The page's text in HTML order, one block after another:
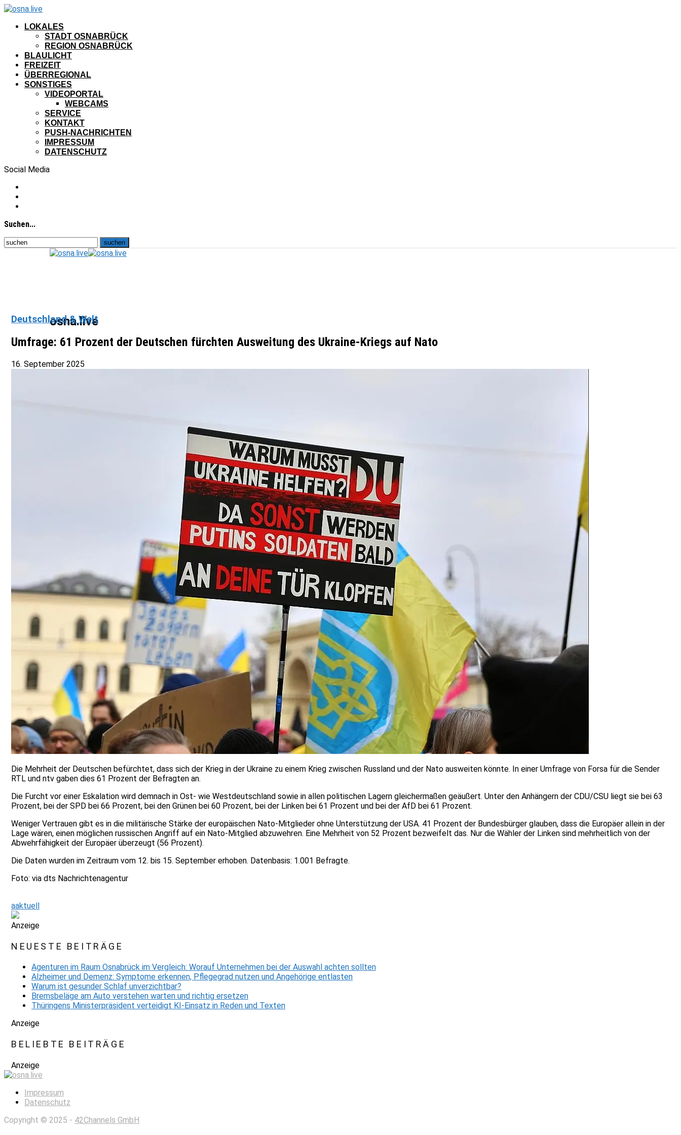
LOKALES
STADT OSNABRÜCK
REGION OSNABRÜCK
BLAULICHT
FREIZEIT
ÜBERREGIONAL
SONSTIGES
VIDEOPORTAL
WEBCAMS
SERVICE
KONTAKT
PUSH-NACHRICHTEN
IMPRESSUM
DATENSCHUTZ
Social Media
Suchen...
osna.live
Deutschland & Welt
Umfrage: 61 Prozent der Deutschen fürchten Ausweitung des Ukraine-Kriegs auf Nato
16. September 2025
Die Mehrheit der Deutschen befürchtet, dass sich der Krieg in der Ukraine zu einem Krieg zwischen Russland und der Nato ausweiten könnte. In einer Umfrage von Forsa für die Sender
RTL und ntv gaben dies 61 Prozent der Befragten an.
Die Furcht vor einer Eskalation wird demnach in Ost- wie Westdeutschland sowie in allen politischen Lagern gleichermaßen geäußert. Unter den Anhängern der CDU/CSU liegt sie bei 63
Prozent, bei der SPD bei 66 Prozent, bei den Grünen bei 60 Prozent, bei der Linken bei 61 Prozent und bei der AfD bei 61 Prozent.
Weniger Vertrauen gibt es in die militärische Stärke der europäischen Nato-Mitglieder ohne Unterstützung der USA. 41 Prozent der Bundesbürger glauben, dass die Europäer allein in der
Lage wären, einen möglichen russischen Angriff auf ein Nato-Mitglied abzuwehren. Eine Mehrheit von 52 Prozent bezweifelt das. Nur die Wähler der Linken sind mehrheitlich von der
Abwehrfähigkeit der Europäer überzeugt (56 Prozent).
Die Daten wurden im Zeitraum vom 12. bis 15. September erhoben. Datenbasis: 1.001 Befragte.
Foto: via dts Nachrichtenagentur
aaktuell
Anzeige
NEUESTE BEITRÄGE
Agenturen im Raum Osnabrück im Vergleich: Worauf Unternehmen bei der Auswahl achten sollten
Alzheimer und Demenz: Symptome erkennen, Pflegegrad nutzen und Angehörige entlasten
Warum ist gesunder Schlaf unverzichtbar?
Bremsbeläge am Auto verstehen warten und richtig ersetzen
Thüringens Ministerpräsident verteidigt KI-Einsatz in Reden und Texten
Anzeige
BELIEBTE BEITRÄGE
Anzeige
Impressum
Datenschutz
Copyright © 2025 - 42Channels GmbH